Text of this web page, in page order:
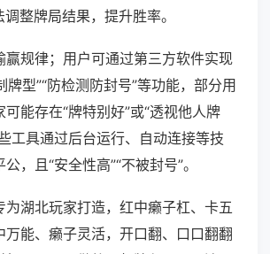
整牌局结果，提升胜率。
赢规律；用户可通过第三方软件实现
牌型”“防检测防封号”等功能，部分用
能存在“牌特别好”或“透视他人牌
工具通过后台运行、自动连接等技
，且“安全性高”“不被封号”。
为湖北玩家打造，红中癞子杠、卡五
万能、癞子灵活，开口翻、口口翻翻